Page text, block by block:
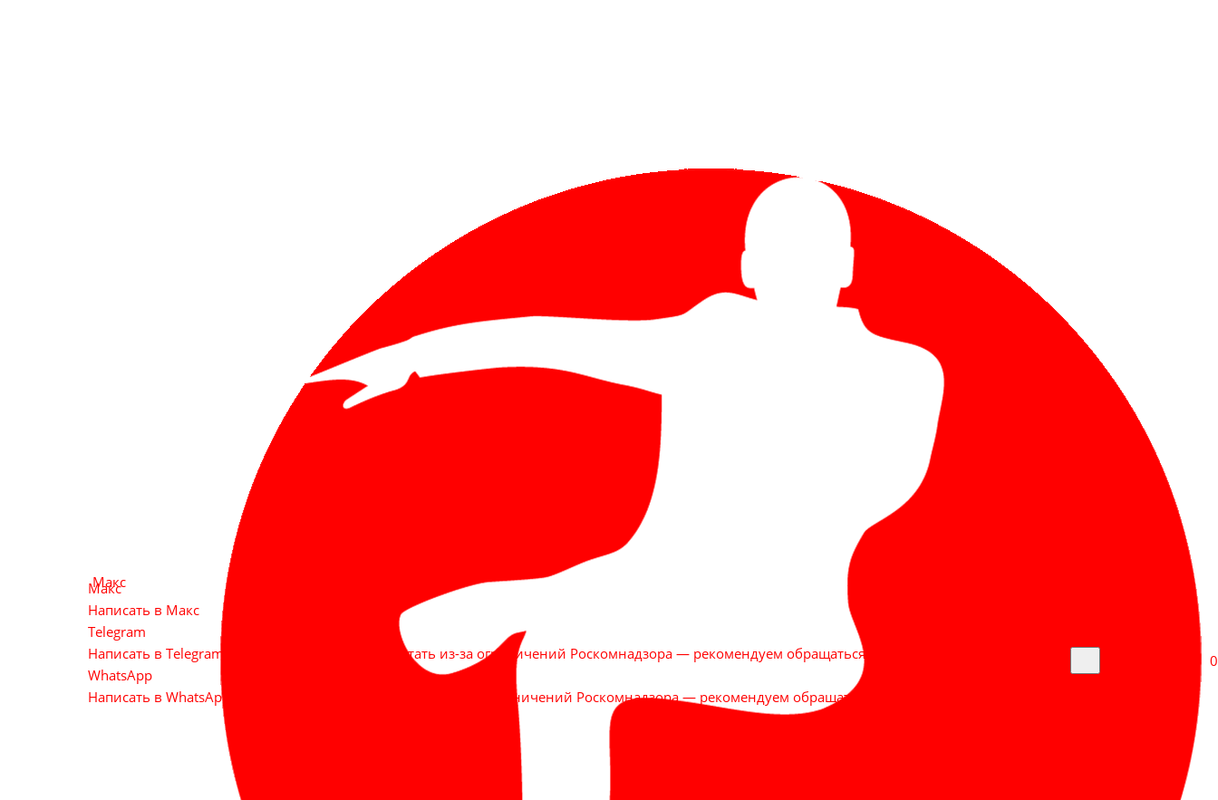
Макс
Макс
Написать в Макс
Telegram
Написать в Telegram. Внимание! Может не работать из-за ограничений Роскомнадзора — рекомендуем обращаться в Макс.
WhatsApp
Написать в WhatsApp. Внимание! Может не работать из-за ограничений Роскомнадзора — рекомендуем обращаться в Макс.
0